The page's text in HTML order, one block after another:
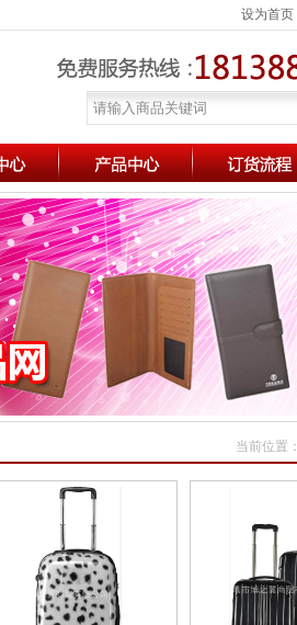
设为首页
当前位置：